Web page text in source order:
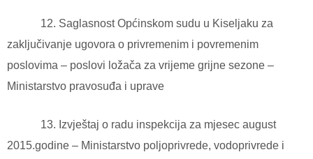
12. Saglasnost Općinskom sudu u Kiseljaku za
zaključivanje ugovora o privremenim i povremenim
poslovima – poslovi ložača za vrijeme grijne sezone –
Ministarstvo pravosuđa i uprave
13. Izvještaj o radu inspekcija za mjesec august
2015.godine – Ministarstvo poljoprivrede, vodoprivrede i